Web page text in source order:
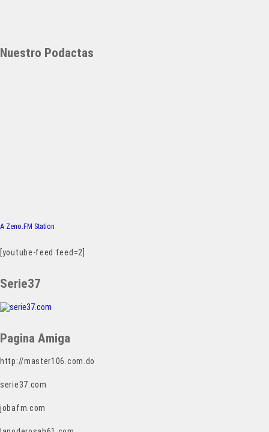
Nuestro Podactas
A Zeno.FM Station
[youtube-feed feed=2]
Serie37
Pagina Amiga
http://master106.com.do
serie37.com
jobafm.com